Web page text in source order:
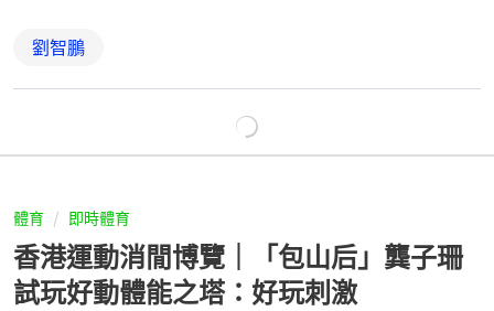
劉智鵬
體育 即時體育
香港運動消閒博覽｜「包山后」龔子珊
試玩好動體能之塔：好玩刺激